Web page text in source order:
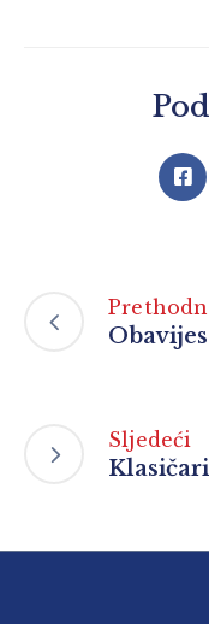
Sljedeći